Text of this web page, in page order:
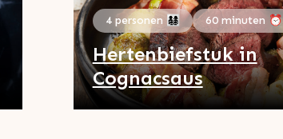
4 personen 👨‍👩‍👧‍👦 60 minuten ⏰
Hertenbiefstuk in
Cognacsaus